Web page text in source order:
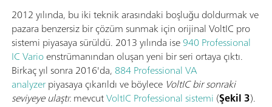
2012 yılında, bu iki teknik arasındaki boşluğu doldurmak ve
pazara benzersiz bir çözüm sunmak için orijinal VoltIC pro
sistemi piyasaya sürüldü. 2013 yılında ise940 Professional
IC Varioenstrümanından oluşan yeni bir seri ortaya çıktı.
Birkaç yıl sonra 2016'da, 884 Professional VA
analyzerpiyasaya çıkarıldı ve böylece VoltIC bir sonraki
seviyeye ulaştı: mevcutVoltIC Professional sistemi (Şekil 3).